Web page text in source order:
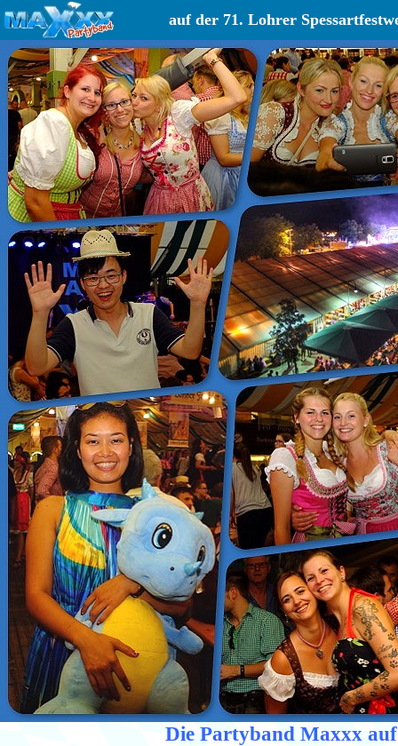
auf der 71. Lohrer
Die Partyband Maxxx